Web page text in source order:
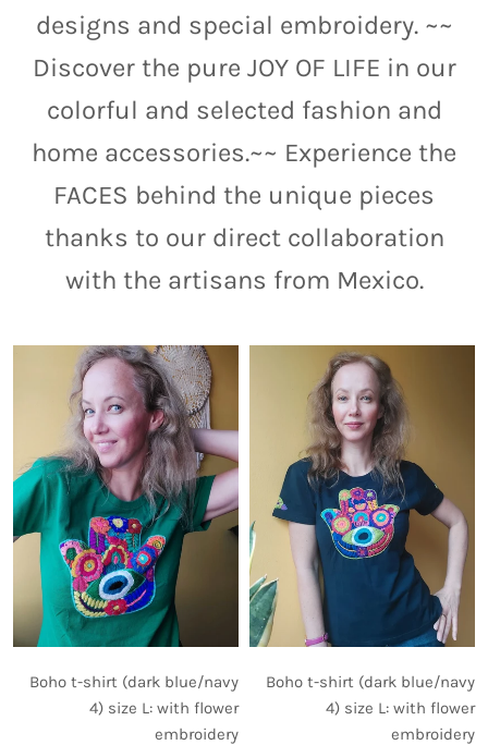
designs and special embroidery. ~~
Discover the pure JOY OF LIFE in our
colorful and selected fashion and
home accessories.~~ Experience the
FACES behind the unique pieces
thanks to our direct collaboration
with the artisans from Mexico.
Boho t-shirt (dark blue/navy
4) size L: with flower
embroidery
Boho t-shirt (dark blue/navy
4) size L: with flower
embroidery